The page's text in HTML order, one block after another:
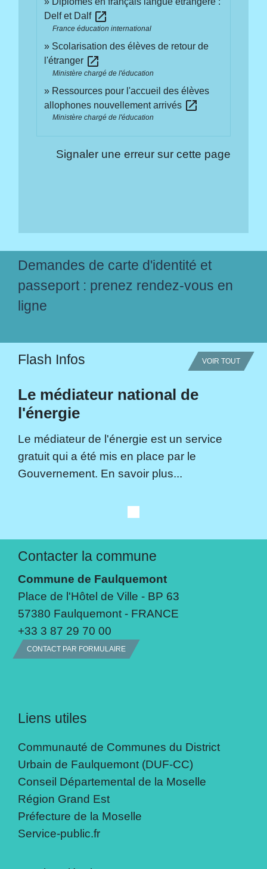
Delf et Dalf open_in_new
France éducation international
Scolarisation des élèves de retour de
l'étranger open_in_new
Ministère chargé de l'éducation
Ressources pour l'accueil des élèves
allophones nouvellement arrivés open_in_new
Ministère chargé de l'éducation
Signaler une erreur sur cette page
Demandes de carte d'identité et
passeport : prenez rendez-vous en
ligne
Flash Infos VOIR TOUT
Le médiateur national de
l'énergie
Le médiateur de l'énergie est un service
gratuit qui a été mis en place par le
Gouvernement. En savoir plus...
Contacter la commune
Commune de Faulquemont
Place de l'Hôtel de Ville - BP 63
57380 Faulquemont - FRANCE
+33 3 87 29 70 00
CONTACT PAR FORMULAIRE
Liens utiles
Communauté de Communes du District
Urbain de Faulquemont (DUF-CC)
Conseil Départemental de la Moselle
Région Grand Est
Préfecture de la Moselle
Service-public.fr